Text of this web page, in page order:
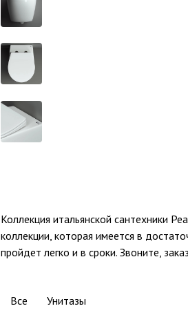
Коллекция итальянской сантехники
коллекции, которая имеется в
пройдет легко и в сроки. Звоните,
Все Унитазы